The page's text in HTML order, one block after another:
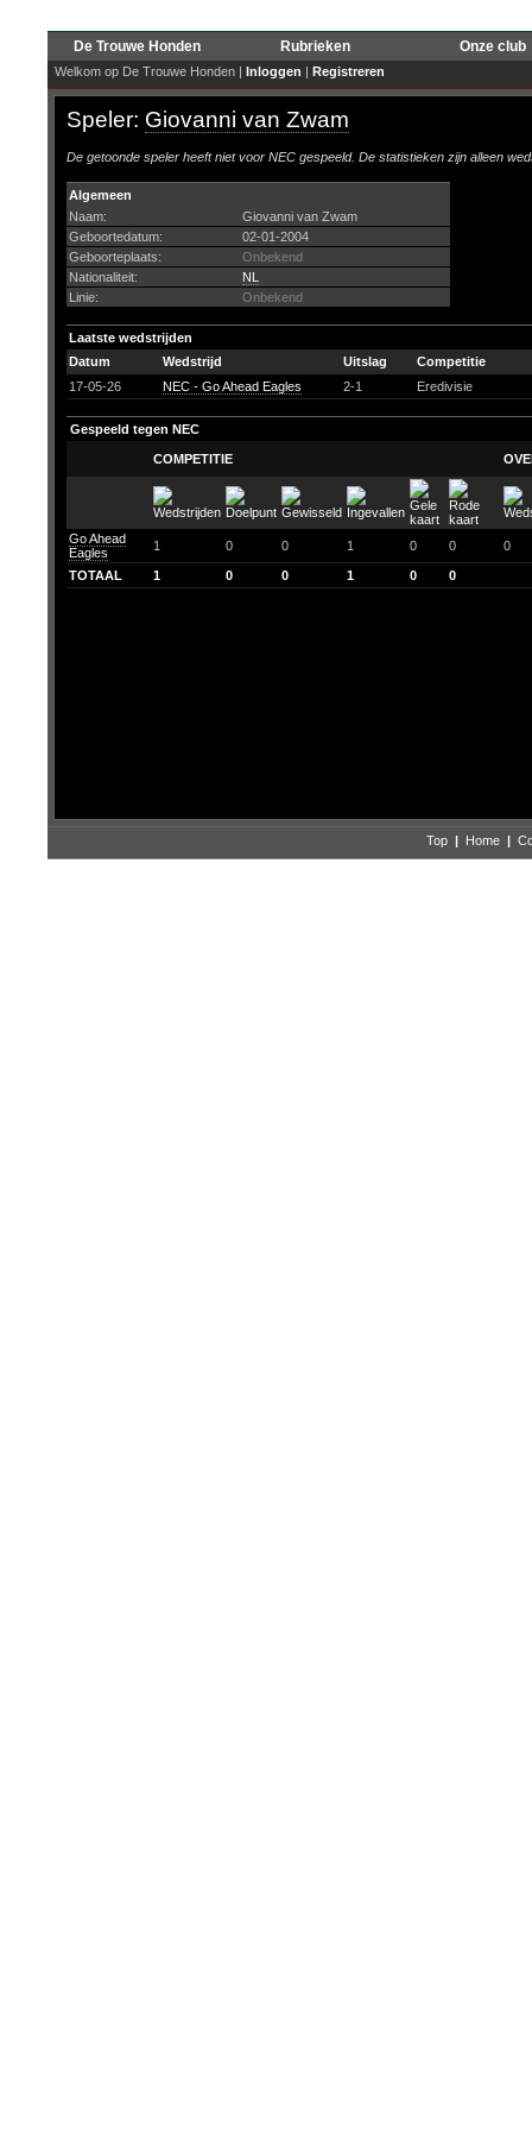
De Trouwe Honden Rubrieken Onze club
Welkom op De Trouwe Honden | Inloggen | Registreren
Speler: Giovanni van Zwam
De getoonde speler heeft niet voor NEC gespeeld. De statistieken zijn alleen
Algemeen
Naam:
Giovanni van Zwam
Geboortedatum:
02-01-2004
Geboorteplaats:
Onbekend
Nationaliteit:
NL
Linie:
Onbekend
Laatste wedstrijden
Datum
Wedstrijd Uitslag
Competitie
17-05-26
NEC - Go Ahead Eagles 2-1 Eredivisie
Gespeeld tegen NEC
COMPETITIE
Go Ahead
Eagles
1 0 0 1 0 0 0
TOTAAL 1 0 0 1 0 0
Top | Home |